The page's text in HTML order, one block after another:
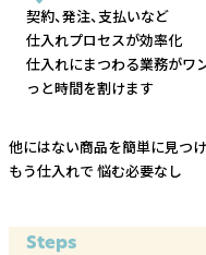
契約、発注、支払いなど
仕入れプロセスが効率化
仕入れにまつわる業務がワ
っと時間を割けます
他にはない商品を簡単に見つけ
もう仕入れで 悩む必要なし
Steps